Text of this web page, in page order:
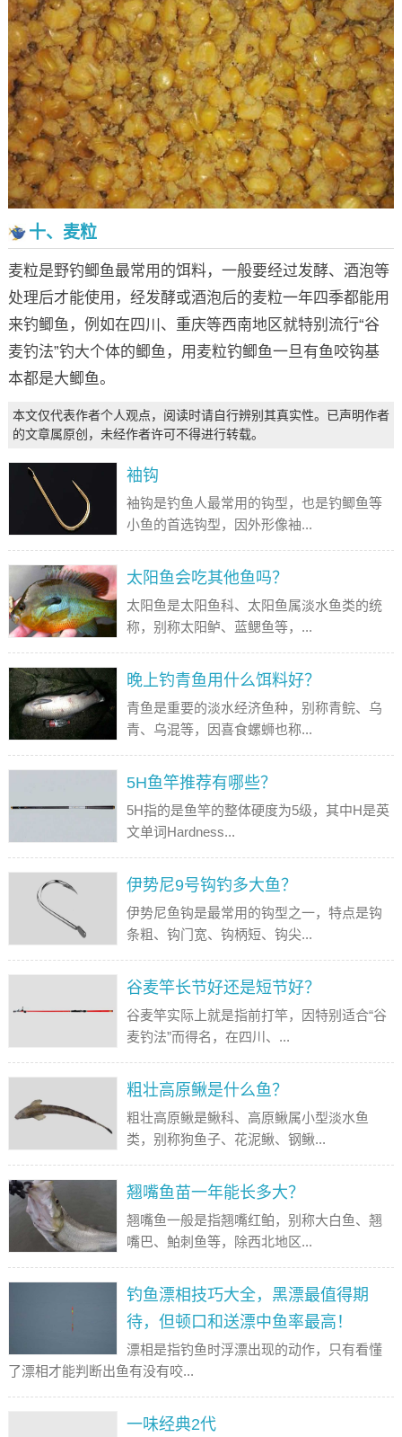
十、麦粒
麦粒是野钓鲫鱼最常用的饵料，一般要经过发酵、酒泡等
处理后才能使用，经发酵或酒泡后的麦粒一年四季都能用
来钓鲫鱼，例如在四川、重庆等西南地区就特别流行“谷
麦钓法”钓大个体的鲫鱼，用麦粒钓鲫鱼一旦有鱼咬钩基
本都是大鲫鱼。
本文仅代表作者个人观点，阅读时请自行辨别其真实性。已声明作者
的文章属原创，未经作者许可不得进行转载。
袖钩
袖钩是钓鱼人最常用的钩型，也是钓鲫鱼等
小鱼的首选钩型，因外形像袖...
太阳鱼会吃其他鱼吗？
太阳鱼是太阳鱼科、太阳鱼属淡水鱼类的统
称，别称太阳鲈、蓝鳃鱼等，...
晚上钓青鱼用什么饵料好？
青鱼是重要的淡水经济鱼种，别称青鲩、乌
青、乌混等，因喜食螺蛳也称...
5H鱼竿推荐有哪些？
5H指的是鱼竿的整体硬度为5级，其中H是英
文单词Hardness...
伊势尼9号钩钓多大鱼？
伊势尼鱼钩是最常用的钩型之一，特点是钩
条粗、钩门宽、钩柄短、钩尖...
谷麦竿长节好还是短节好？
谷麦竿实际上就是指前打竿，因特别适合“谷
麦钓法”而得名，在四川、...
粗壮高原鳅是什么鱼？
粗壮高原鳅是鳅科、高原鳅属小型淡水鱼
类，别称狗鱼子、花泥鳅、钢鳅...
翘嘴鱼苗一年能长多大？
翘嘴鱼一般是指翘嘴红鲌，别称大白鱼、翘
嘴巴、鮊刺鱼等，除西北地区...
钓鱼漂相技巧大全，黑漂最值得期
待，但顿口和送漂中鱼率最高！
漂相是指钓鱼时浮漂出现的动作，只有看懂
了漂相才能判断出鱼有没有咬...
一味经典2代